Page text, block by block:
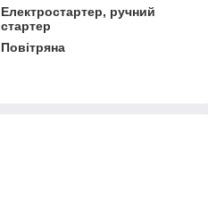
Електростартер, ручний
стартер
Повітряна